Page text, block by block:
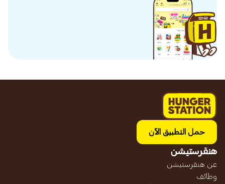
حمل التطبيق الآن
هنقرستيشن
عن هنقرستيشن
وظائف